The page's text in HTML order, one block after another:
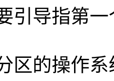
引导指第
区的操作